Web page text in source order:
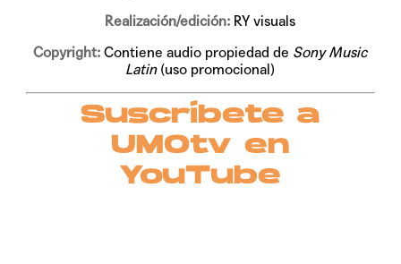
Realización/edición: RY visuals
Copyright: Contiene audio propiedad de Sony Music
Latin(uso promocional)
Suscríbete a
UMOtv en
YouTube